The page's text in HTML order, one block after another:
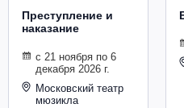
Преступление и
наказание
с 21 ноября по 6
декабря 2026 г.
Московский театр
мюзикла